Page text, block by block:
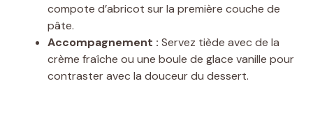
compote d’abricot sur la première couche de
pâte.
Accompagnement : Servez tiède avec de la
crème fraîche ou une boule de glace vanille pour
contraster avec la douceur du dessert.